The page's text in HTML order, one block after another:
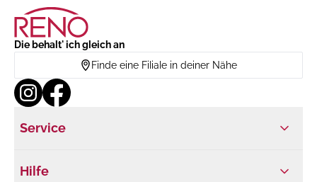
Die behalt' ich gleich an
Finde eine Filiale in deiner Nähe
Service
Hilfe